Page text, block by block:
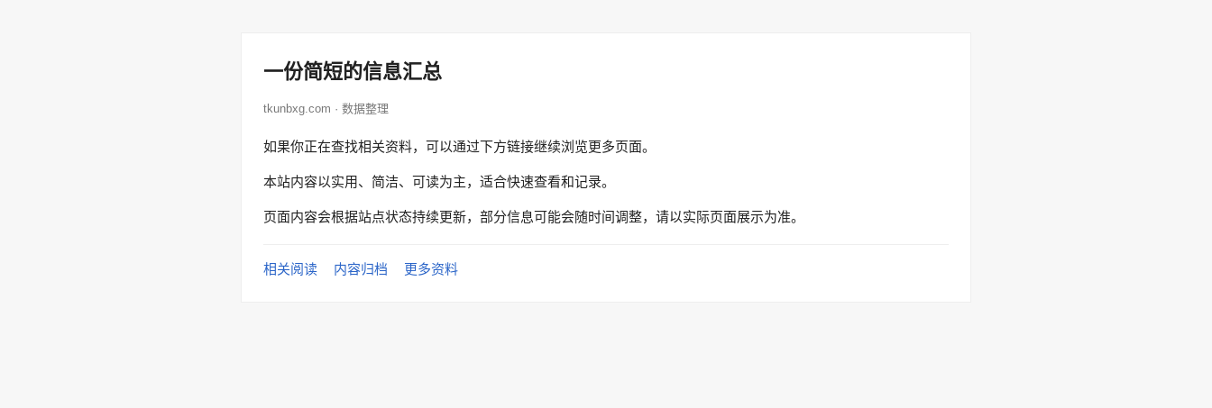
一份简短的信息汇总
tkunbxg.com · 数据整理
如果你正在查找相关资料，可以通过下方链接继续浏览更多页面。
本站内容以实用、简洁、可读为主，适合快速查看和记录。
页面内容会根据站点状态持续更新，部分信息可能会随时间调整，请以实际页面展示为准。
相关阅读 内容归档 更多资料